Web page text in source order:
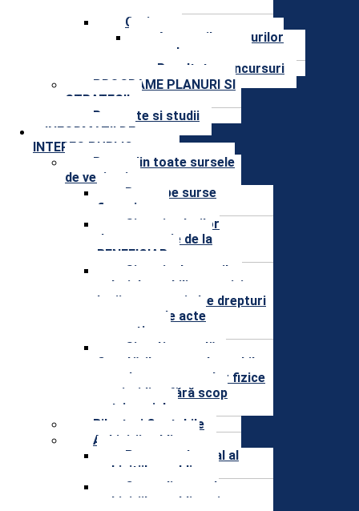
Cariera
Anunturile posturilor
scoase la concurs
Rezultate concursuri
PROGRAME PLANURI SI
STRATEGII
Rapoarte si studii
INFORMAȚII DE
INTERES PUBLIC
Buget din toate sursele
de venituri
Buget pe surse
financiare
Situatia platilor
documentatie de la
BENEFICIAR
Situatia drepturilor
salariale stabilite potrivit
legii, precum si alte drepturi
prevazute de acte
normative
Situaţia anuală a
finanţărilor nerambursabile
acordate persoanelor fizice
sau juridice fără scop
patrimonial
Bilanturi Contabile
Achizitii publice
Programul anual al
achizitiilor publice
Centralizatorul
achizitiilor publice si